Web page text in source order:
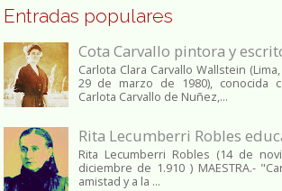
Entradas populares
Cota Carvallo pintora y
Carlota Clara Carvallo Wallstein
29 de marzo de 1980), conocida
Carlota Carvallo de Nuñez,...
Rita Lecumberri Robles
Rita Lecumberri Robles (14 de
diciembre de 1.910 ) MAESTRA.-
amistad y a la ...